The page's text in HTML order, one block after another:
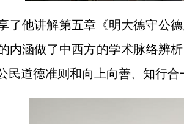
了他讲解第五章《明大德守公
内涵做了中西方的学术脉络辨
民道德准则和向上向善、知行合